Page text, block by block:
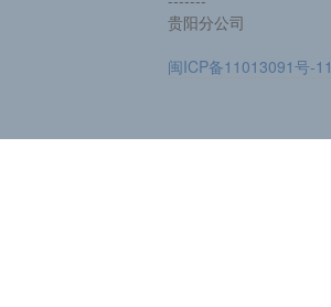
贵阳分公司
闽ICP备11013091号-11